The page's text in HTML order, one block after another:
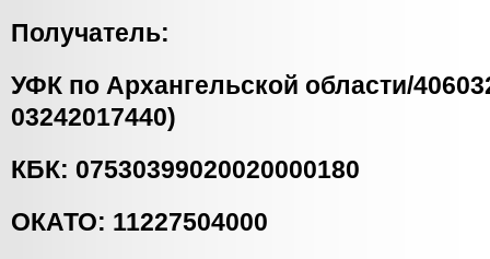
Получатель:
УФК по Архангельской области/
03242017440)
КБК: 07530399020020000180
ОКАТО: 11227504000